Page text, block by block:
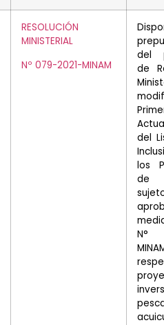
RESOLUCIÓN
MINISTERIAL
Nº 079-2021-MINAM
del
de
del
los
de
N°